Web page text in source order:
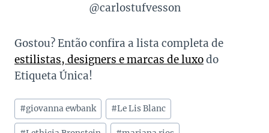
@carlostufvesson
Gostou? Então confira a lista completa de
estilistas, designers e marcas de luxodo
Etiqueta Única!
Tags
do
#giovanna ewbank #Le Lis Blanc